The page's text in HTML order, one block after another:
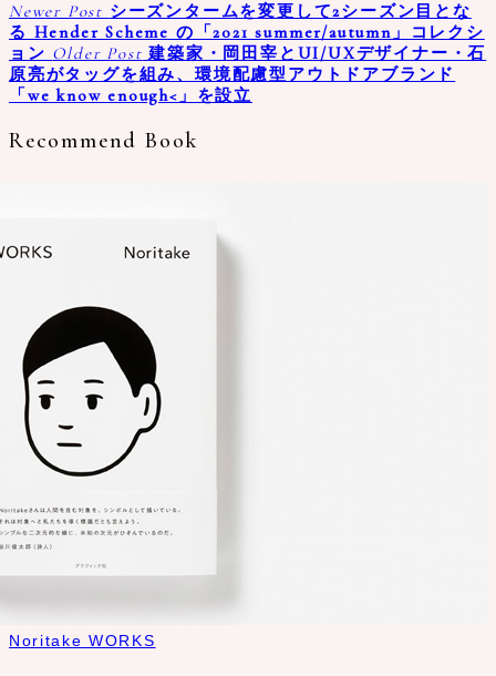
Newer Post シーズンタームを変更して2シーズン目とな
る Hender Scheme の「2021 summer/autumn」コレクシ
ョン Older Post 建築家・岡田宰とUI/UXデザイナー・石
原亮がタッグを組み、環境配慮型アウトドアブランド
「we know enough<」を設立
Recommend Book
Noritake WORKS